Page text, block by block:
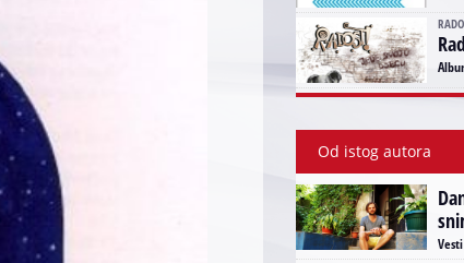
Od istog autora
Vesti